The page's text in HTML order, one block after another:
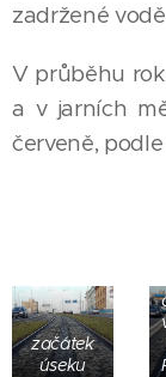
zadržené
V průběhu
a v jarních
červeně,
začátek
úseku